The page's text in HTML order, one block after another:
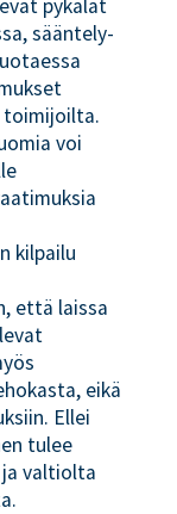
pykälät
sääntely-
toimijoilta.
voi
kilpailu
että laissa
eikä
Ellei
tulee
valtiolta